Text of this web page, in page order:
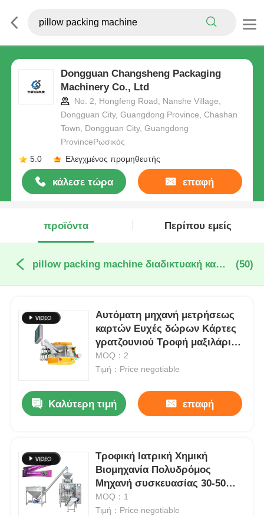
Dongguan Changsheng Packaging
Machinery Co., Ltd
No. 2, Hongfeng Road, Nanshe Village,
Dongguan City, Guangdong Province, Chashan
Town, Dongguan City, Guangdong
ProvinceΡωσικός
5.0
Ελεγχμένος προμηθευτής
κάλεσε τώρα επαφή
προϊόντα Περίπου εμείς
pillow packing machine διαδικτυακή κατασκευή (50)
Αυτόματη μηχανή μετρήσεως
καρτών Ευχές δώρων Κάρτες
γρατζουνιού Τροφή μαξιλάρι
συσκευασία μηχανή
MOQ：2
Τιμή：Price negotiable
Καλύτερη τιμή επαφή
Τροφική Ιατρική Χημική
Βιομηχανία Πολυδρόμος
Μηχανή συσκευασίας 30-50
σακούλες/λεπτο
MOQ：1
Τιμή：Price negotiable